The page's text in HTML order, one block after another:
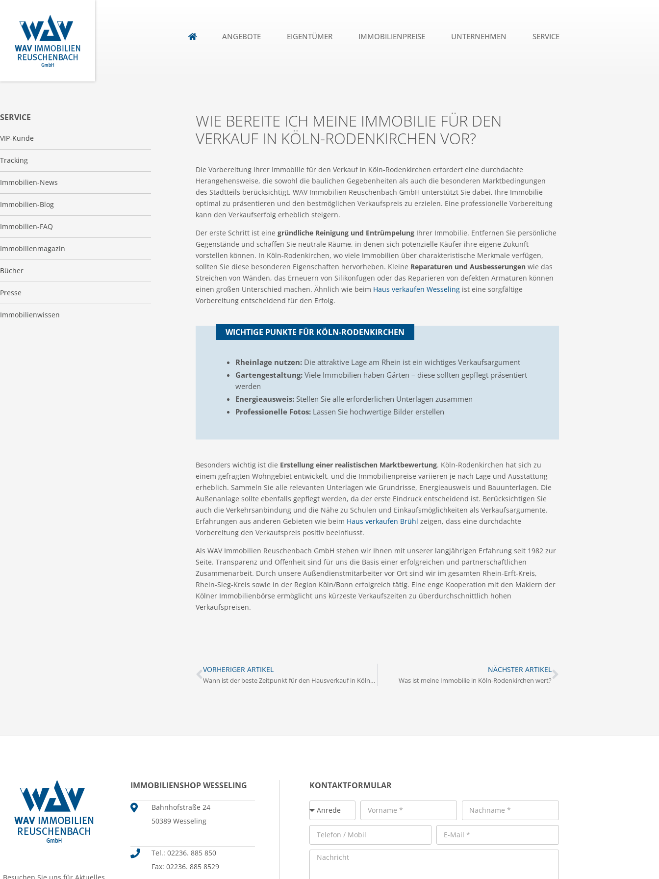
ANGEBOTE EIGENTÜMER IMMOBILIENPREISE UNTERNEHMEN SERVICE
SERVICE
VIP-Kunde
Tracking
Immobilien-News
Immobilien-Blog
Immobilien-FAQ
Immobilienmagazin
Bücher
Presse
Immobilienwissen
WIE BEREITE ICH MEINE IMMOBILIE FÜR DEN
VERKAUF IN KÖLN-RODENKIRCHEN VOR?
Die Vorbereitung Ihrer Immobilie für den Verkauf in Köln-Rodenkirchen erfordert eine durchdachte
Herangehensweise, die sowohl die baulichen Gegebenheiten als auch die besonderen Marktbedingungen
des Stadtteils berücksichtigt. WAV Immobilien Reuschenbach GmbH unterstützt Sie dabei, Ihre Immobilie
optimal zu präsentieren und den bestmöglichen Verkaufspreis zu erzielen. Eine professionelle Vorbereitung
kann den Verkaufserfolg erheblich steigern.
Der erste Schritt ist eine gründliche Reinigung und EntrümpelungIhrer Immobilie. Entfernen Sie persönliche
Gegenstände und schaffen Sie neutrale Räume, in denen sich potenzielle Käufer ihre eigene Zukunft
vorstellen können. In Köln-Rodenkirchen, wo viele Immobilien über charakteristische Merkmale verfügen,
sollten Sie diese besonderen Eigenschaften hervorheben. Kleine Reparaturen und Ausbesserungenwie das
Streichen von Wänden, das Erneuern von Silikonfugen oder das Reparieren von defekten Armaturen können
einen großen Unterschied machen. Ähnlich wie beim Haus verkaufen Wesselingist eine sorgfältige
Vorbereitung entscheidend für den Erfolg.
WICHTIGE PUNKTE FÜR KÖLN-RODENKIRCHEN
Rheinlage nutzen:Die attraktive Lage am Rhein ist ein wichtiges Verkaufsargument
Gartengestaltung:Viele Immobilien haben Gärten – diese sollten gepflegt präsentiert
werden
Energieausweis:Stellen Sie alle erforderlichen Unterlagen zusammen
Professionelle Fotos:Lassen Sie hochwertige Bilder erstellen
Besonders wichtig ist die Erstellung einer realistischen Marktbewertung. Köln-Rodenkirchen hat sich zu
einem gefragten Wohngebiet entwickelt, und die Immobilienpreise variieren je nach Lage und Ausstattung
erheblich. Sammeln Sie alle relevanten Unterlagen wie Grundrisse, Energieausweis und Bauunterlagen. Die
Außenanlage sollte ebenfalls gepflegt werden, da der erste Eindruck entscheidend ist. Berücksichtigen Sie
auch die Verkehrsanbindung und die Nähe zu Schulen und Einkaufsmöglichkeiten als Verkaufsargumente.
Erfahrungen aus anderen Gebieten wie beim Haus verkaufen Brühl zeigen, dass eine durchdachte
Vorbereitung den Verkaufspreis positiv beeinflusst.
Als WAV Immobilien Reuschenbach GmbH stehen wir Ihnen mit unserer langjährigen Erfahrung seit 1982 zur
Seite. Transparenz und Offenheit sind für uns die Basis einer erfolgreichen und partnerschaftlichen
Zusammenarbeit. Durch unsere Außendienstmitarbeiter vor Ort sind wir im gesamten Rhein-Erft-Kreis,
Rhein-Sieg-Kreis sowie in der Region Köln/Bonn erfolgreich tätig. Eine enge Kooperation mit den Maklern der
Kölner Immobilienbörse ermöglicht uns kürzeste Verkaufszeiten zu überdurchschnittlich hohen
Verkaufspreisen.
VORHERIGER ARTIKEL
Wann ist der beste Zeitpunkt für den Hausverkauf in Köln-Rodenkirchen?
NÄCHSTER ARTIKEL
Was ist meine Immobilie in Köln-Rodenkirchen wert?
IMMOBILIENSHOP WESSELING
Bahnhofstraße 24
50389 Wesseling
Tel.: 02236. 885 850
Fax: 02236. 885 8529
KONTAKTFORMULAR